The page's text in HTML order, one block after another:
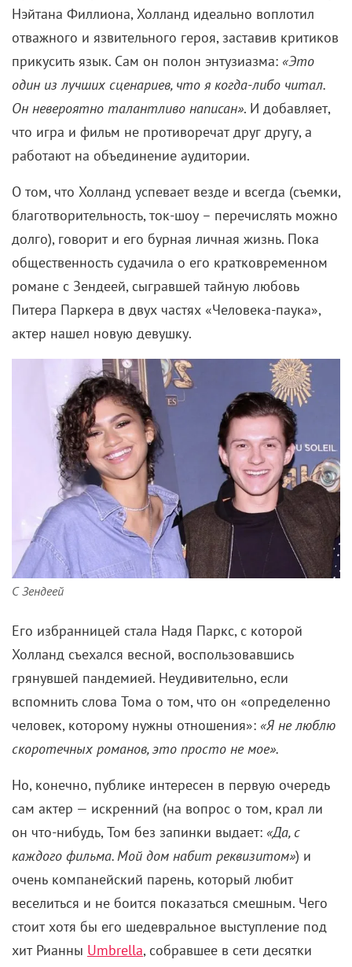
Нэйтана Филлиона, Холланд идеально воплотил
отважного и язвительного героя, заставив критиков
прикусить язык. Сам он полон энтузиазма: «Это
один из лучших сценариев, что я когда-либо читал.
Он невероятно талантливо написан». И добавляет,
что игра и фильм не противоречат друг другу, а
работают на объединение аудитории.
О том, что Холланд успевает везде и всегда (съемки,
благотворительность, ток-шоу – перечислять можно
долго), говорит и его бурная личная жизнь. Пока
общественность судачила о его кратковременном
романе с Зендеей, сыгравшей тайную любовь
Питера Паркера в двух частях «Человека-паука»,
актер нашел новую девушку.
С Зендеей
Его избранницей стала Надя Паркс, с которой
Холланд съехался весной, воспользовавшись
грянувшей пандемией. Неудивительно, если
вспомнить слова Тома о том, что он «определенно
человек, которому нужны отношения»: «Я не люблю
скоротечных романов, это просто не мое».
Но, конечно, публике интересен в первую очередь
сам актер — искренний (на вопрос о том, крал ли
он что-нибудь, Том без запинки выдает: «Да, с
каждого фильма. Мой дом набит реквизитом») и
очень компанейский парень, который любит
веселиться и не боится показаться смешным. Чего
стоит хотя бы его шедевральное выступление под
хит Рианны Umbrella, собравшее в сети десятки